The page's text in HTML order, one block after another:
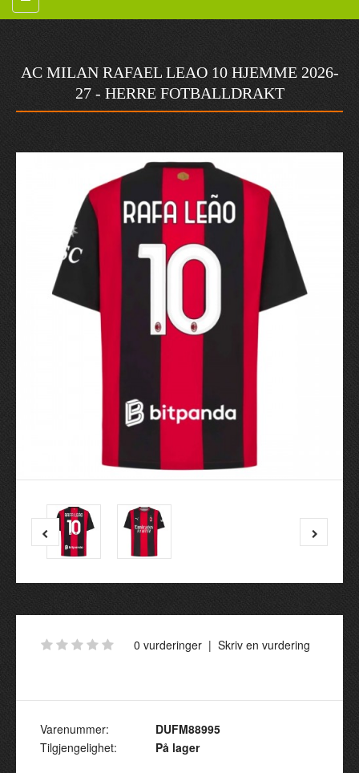
AC MILAN RAFAEL LEAO 10 HJEMME 2026-
27 - HERRE FOTBALLDRAKT
0 vurderinger | Skriv en vurdering
Varenummer:
DUFM88995
Tilgjengelighet:
På lager